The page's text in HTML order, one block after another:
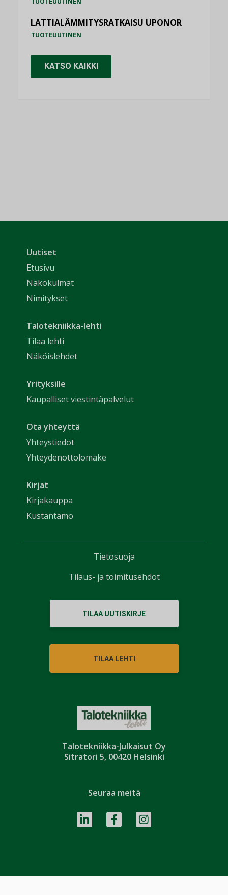
LATTIALÄMMITYSRATKAISU UPONOR
TUOTEUUTINEN
KATSO KAIKKI
Talotekniikka-Julkaisut Oy
Sitratori 5, 00420 Helsinki
Uutiset
Etusivu
Näkökulmat
Nimitykset
Talotekniikka-lehti
Tilaa lehti
Näköislehdet
Yrityksille
Kaupalliset viestintäpalvelut
Ota yhteyttä
Yhteystiedot
Yhteydenottolomake
Kirjat
Kirjakauppa
Kustantamo
TILAA UUTISKIRJE
TILAA LEHTI
Seuraa meitä
Tietosuoja
Tilaus- ja toimitusehdot